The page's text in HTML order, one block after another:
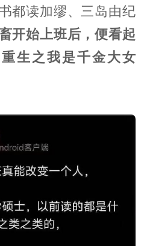
都读加缪、三岛由纪
开始上班后，便看起
生之我是千金大女